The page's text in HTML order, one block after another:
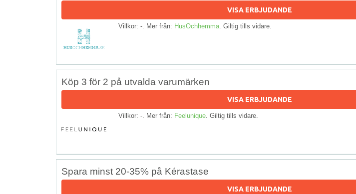
VISA ERBJUDANDE
Villkor: -. Mer från: HusOchhemma . Giltig tills vidare.
Köp 3 för 2 på utvalda varumärken
VISA ERBJUDANDE
Villkor: -. Mer från: Feelunique . Giltig tills vidare.
Spara minst 20-35% på Kérastase
VISA ERBJUDANDE